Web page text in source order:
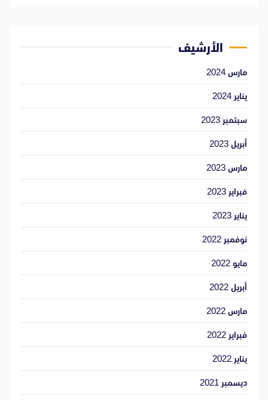
الأرشيف
مارس 2024
يناير 2024
سبتمبر 2023
أبريل 2023
مارس 2023
فبراير 2023
يناير 2023
نوفمبر 2022
مايو 2022
أبريل 2022
مارس 2022
فبراير 2022
يناير 2022
ديسمبر 2021